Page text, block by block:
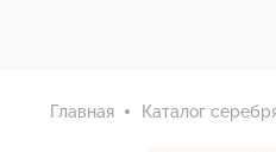
Главная Каталог